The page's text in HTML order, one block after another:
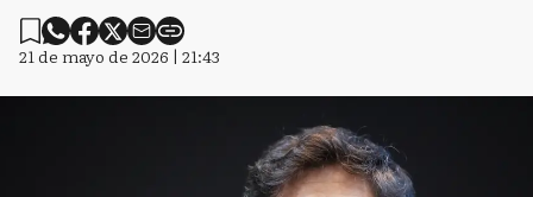
21 de mayo de 2026 | 21:43